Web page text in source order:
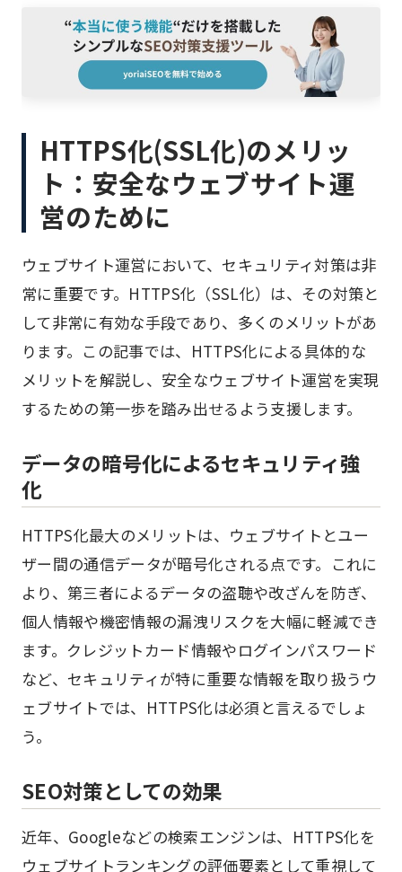
HTTPS化(SSL化)のメリッ
ト：安全なウェブサイト運
営のために
ウェブサイト運営において、セキュリティ対策は非
常に重要です。HTTPS化（SSL化）は、その対策と
して非常に有効な手段であり、多くのメリットがあ
ります。この記事では、HTTPS化による具体的な
メリットを解説し、安全なウェブサイト運営を実現
するための第一歩を踏み出せるよう支援します。
データの暗号化によるセキュリティ強
化
HTTPS化最大のメリットは、ウェブサイトとユー
ザー間の通信データが暗号化される点です。これに
より、第三者によるデータの盗聴や改ざんを防ぎ、
個人情報や機密情報の漏洩リスクを大幅に軽減でき
ます。クレジットカード情報やログインパスワード
など、セキュリティが特に重要な情報を取り扱うウ
ェブサイトでは、HTTPS化は必須と言えるでしょ
う。
SEO対策としての効果
近年、Googleなどの検索エンジンは、HTTPS化を
ウェブサイトランキングの評価要素として重視して